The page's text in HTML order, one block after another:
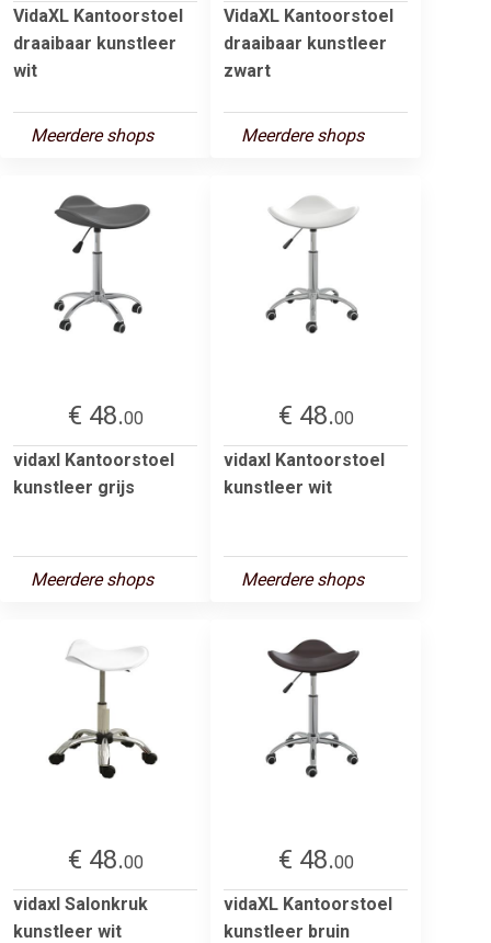
VidaXL Kantoorstoel
draaibaar kunstleer
wit
Meerdere shops
VidaXL Kantoorstoel
draaibaar kunstleer
zwart
Meerdere shops
€ 48.00
vidaxl Kantoorstoel
kunstleer grijs
Meerdere shops
€ 48.00
vidaxl Kantoorstoel
kunstleer wit
Meerdere shops
€ 48.00
vidaxl Salonkruk
kunstleer wit
€ 48.00
vidaXL Kantoorstoel
kunstleer bruin